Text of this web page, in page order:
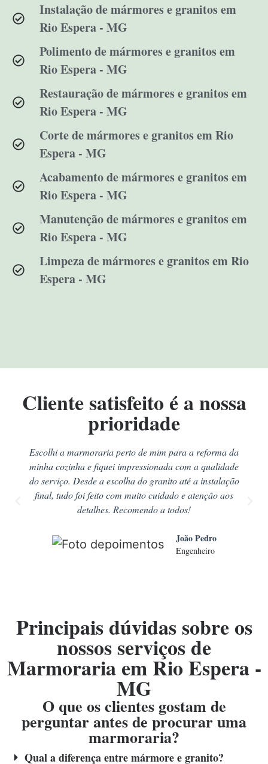
Instalação de mármores e granitos em
Rio Espera - MG
Polimento de mármores e granitos em
Rio Espera - MG
Restauração de mármores e granitos em
Rio Espera - MG
Corte de mármores e granitos em Rio
Espera - MG
Acabamento de mármores e granitos em
Rio Espera - MG
Manutenção de mármores e granitos em
Rio Espera - MG
Limpeza de mármores e granitos em Rio
Espera - MG
Cliente satisfeito é a nossa
prioridade
Escolhi a marmoraria perto de mim para a reforma da
minha cozinha e fiquei impressionada com a qualidade
do serviço. Desde a escolha do granito até a instalação
final, tudo foi feito com muito cuidado e atenção aos
detalhes. Recomendo a todos!
João Pedro
Engenheiro
Principais dúvidas sobre os
nossos serviços de
Marmoraria em Rio Espera -
MG
O que os clientes gostam de
perguntar antes de procurar uma
marmoraria?
Qual a diferença entre mármore e granito?